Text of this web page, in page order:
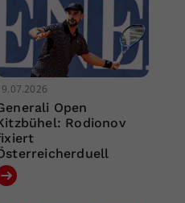
Open
Rodionov